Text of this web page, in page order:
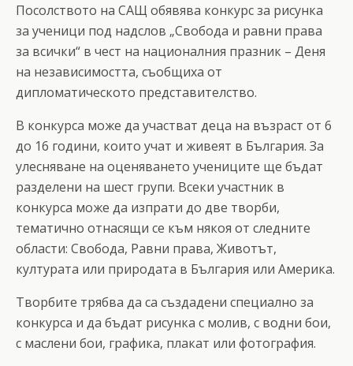
Посолството на САЩ обявява конкурс за рисунка
за ученици под надслов „Свобода и равни права
за всички“ в чест на националния празник – Деня
на независимостта, съобщиха от
дипломатическото представителство.
В конкурса може да участват деца на възраст от 6
до 16 години, които учат и живеят в България. За
улесняване на оценяването учениците ще бъдат
разделени на шест групи. Всеки участник в
конкурса може да изпрати до две творби,
тематично отнасящи се към някоя от следните
области: Свобода, Равни права, Животът,
културата или природата в България или Америка.
Творбите трябва да са създадени специално за
конкурса и да бъдат рисунка с молив, с водни бои,
с маслени бои, графика, плакат или фотография.